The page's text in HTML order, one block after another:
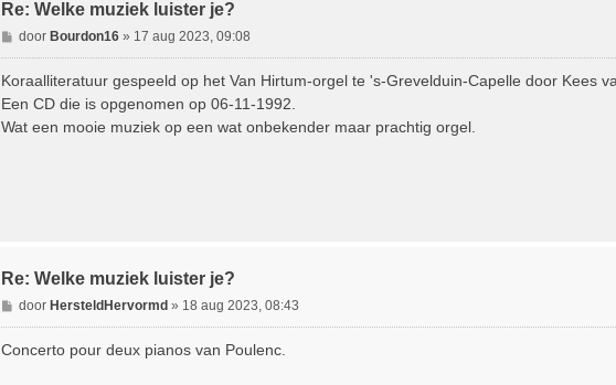
Re: Welke muziek luister je?
B
e
c
h
door Bourdon16» 17 aug 2023, 09:08
Koraalliteratuur gespeeld op het Van Hirtum-orgel te 's-Grevelduin-Capelle door Kees
Een CD die is opgenomen op 06-11-1992.
Wat een mooie muziek op een wat onbekender maar prachtig orgel.
Re: Welke muziek luister je?
B
e
door HersteldHervormd» 18 aug 2023, 08:43
Concerto pour deux pianos van Poulenc.